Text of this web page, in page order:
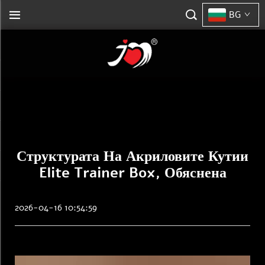
BG
Структурата На Акриловите Кутии
Elite Trainer Box, Обяснена
2026-04-16 10:54:59